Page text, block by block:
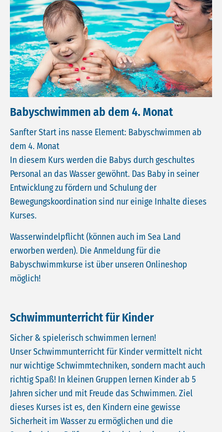
Babyschwimmen ab dem 4. Monat
Sanfter Start ins nasse Element: Babyschwimmen ab
dem 4. Monat
In diesem Kurs werden die Babys durch geschultes
Personal an das Wasser gewöhnt. Das Baby in seiner
Entwicklung zu fördern und Schulung der
Bewegungskoordination sind nur einige Inhalte dieses
Kurses.
Wasserwindelpflicht (können auch im Sea Land
erworben werden). Die Anmeldung für die
Babyschwimmkurse ist über unseren Onlineshop
möglich!
Schwimmunterricht für Kinder
Sicher & spielerisch schwimmen lernen!
Unser Schwimmunterricht für Kinder vermittelt nicht
nur wichtige Schwimmtechniken, sondern macht auch
richtig Spaß! In kleinen Gruppen lernen Kinder ab 5
Jahren sicher und mit Freude das Schwimmen. Ziel
dieses Kurses ist es, den Kindern eine gewisse
Sicherheit im Wasser zu ermöglichen und die